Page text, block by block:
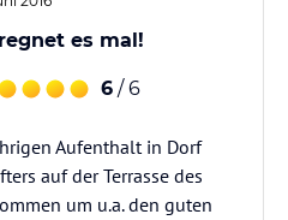
es mal!
6 / 6
Aufenthalt in Dorf
auf der Terrasse des
um u.a. den guten